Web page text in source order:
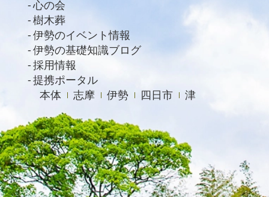
2020年10月
2020年9月
2020年8月
2020年7月
2020年6月
2020年4月
心の会
樹木葬
伊勢のイベント情報
伊勢の基礎知識ブログ
採用情報
提携ポータル
本体
志摩 伊勢 四日市 津